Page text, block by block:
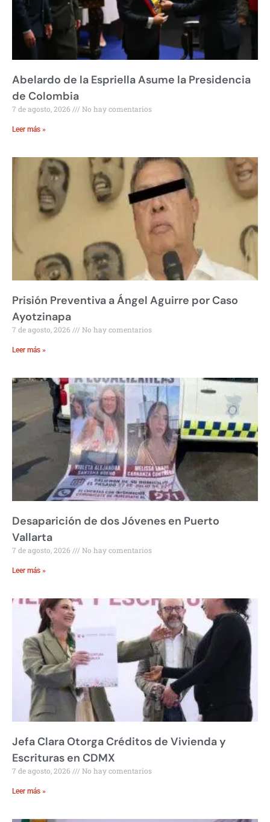
Abelardo de la Espriella Asume la Presidencia
de Colombia
7 de agosto, 2026 No hay comentarios
Leer más »
Prisión Preventiva a Ángel Aguirre por Caso
Ayotzinapa
7 de agosto, 2026 No hay comentarios
Leer más »
Desaparición de dos Jóvenes en Puerto
Vallarta
7 de agosto, 2026 No hay comentarios
Leer más »
Jefa Clara Otorga Créditos de Vivienda y
Escrituras en CDMX
7 de agosto, 2026 No hay comentarios
Leer más »